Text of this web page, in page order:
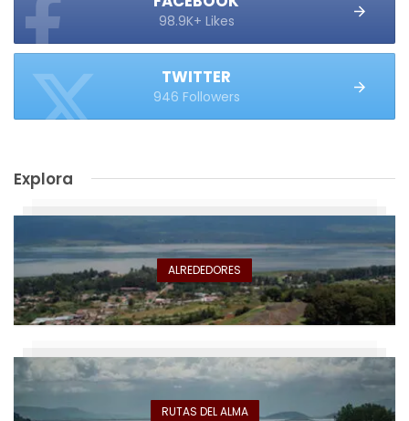
98.9K+ Likes
TWITTER
946 Followers
Explora
ALREDEDORES
RUTAS DEL ALMA